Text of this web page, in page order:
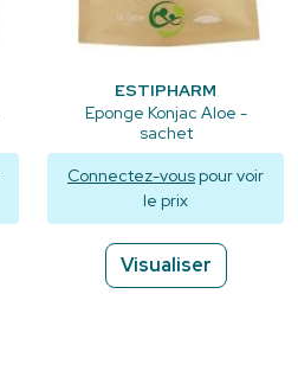
ESTIPHARM
Eponge Konjac Aloe -
sachet
Connectez-vous pour voir
le prix
Visualiser